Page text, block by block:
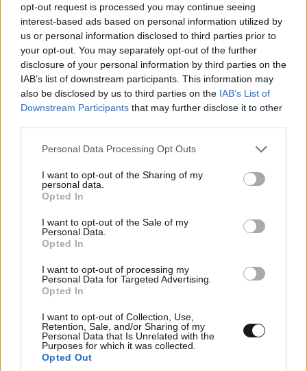
opt-out request is processed you may continue seeing
interest-based ads based on personal information utilized by
us or personal information disclosed to third parties prior to
your opt-out. You may separately opt-out of the further
disclosure of your personal information by third parties on the
IAB’s list of downstream participants. This information may
also be disclosed by us to third parties on the IAB’s List of
Downstream Participants that may further disclose it to other
Please note that this website/app uses one or more Google
not limited to your visit or usage behaviour. You may click to
grant or deny consent to Google and its third-party tags to
use your data for below specified purposes in below Google
consent section.
Personal Data Processing Opt Outs
I want to opt-out of the Sharing of my
personal data.
Opted In
I want to opt-out of the Sale of my
Personal Data.
Opted In
I want to opt-out of processing my
Personal Data for Targeted Advertising.
Opted In
I want to opt-out of Collection, Use,
Retention, Sale, and/or Sharing of my
Personal Data that Is Unrelated with the
Purposes for which it was collected.
Opted Out